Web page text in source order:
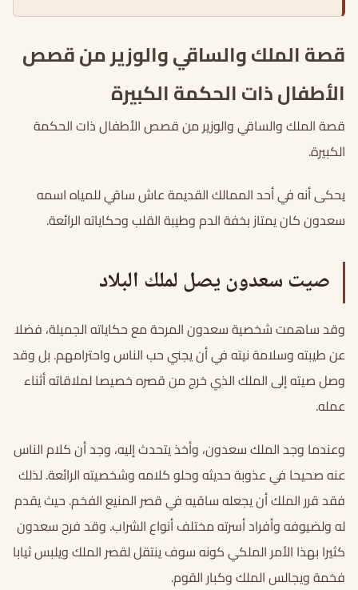
قصة الملك والساقي والوزير من قصص
الأطفال ذات الحكمة الكبيرة
قصة الملك والساقي والوزير من قصص الأطفال ذات الحكمة
الكبيرة.
يحكى أنه في أحد الممالك القديمة عاش ساقي للمياه اسمه
سعدون كان يمتاز بخفة الدم وطيبة القلب وحكاياته الرائعة.
صيت سعدون يصل لملك البلاد
وقد ساهمت شخصية سعدون المرحة مع حكاياته الجميلة، فضلا
عن طيبته وسلامة نيته في أن يجني حب الناس واحترامهم. بل وقد
وصل صيته إلى الملك الذي خرج من قصره خصيصا لملاقاته أثناء
عمله.
وعندما وجد الملك سعدون، وأخذ يتحدث إليه، وجد أن كلام الناس
عنه صحيحا في عذوبة حديثه وحلو كلامه وشخصيته الرائعة. لذلك
فقد قرر الملك أن يجعله ساقيه في قصر المنيع الفخم. حيث يقدم
له ولضيوفه وأفراد أسرته مختلف أنواع الشراب. وقد فرح سعدون
كثيرا بهذا الأمر الملكي كونه سوف ينتقل لقصر الملك ويلبس ثيابا
فخمة ويجالس الملك وكبار القوم.